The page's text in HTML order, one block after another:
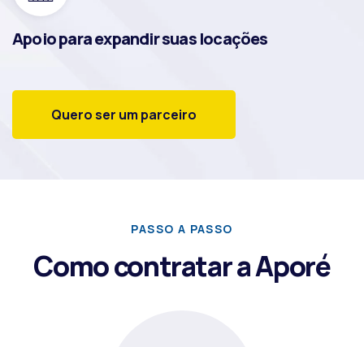
Apoio para expandir suas locações
Quero ser um parceiro
PASSO A PASSO
Como contratar a Aporé